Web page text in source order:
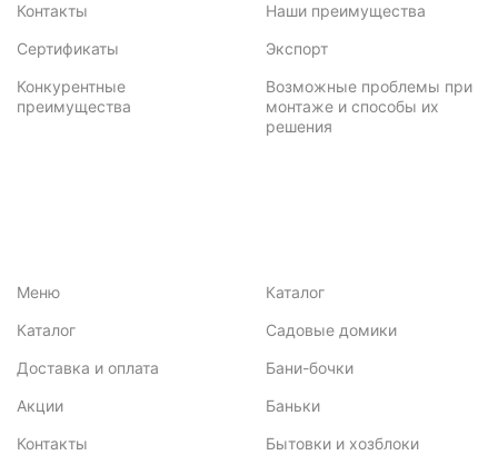
Контакты
Сертификаты
Конкурентные
преимущества
Наши преимущества
Экспорт
Возможные проблемы при
монтаже и способы их
решения
Меню
Каталог
Доставка и оплата
Акции
Контакты
Каталог
Садовые домики
Бани-бочки
Баньки
Бытовки и хозблоки